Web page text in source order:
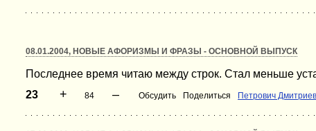
08.01.2004, НОВЫЕ АФОРИЗМЫ И ФРАЗЫ - ОСНОВНОЙ ВЫПУСК
Последнее время читаю между строк. Стал меньше
23
+ 84 – Обсудить Поделиться Петрович Дмитриев